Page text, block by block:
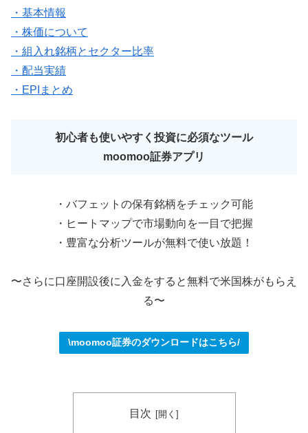
・基本情報
・株価について
・組入れ銘柄とセクター比率
・配当実績
・EPIまとめ
初心者も使いやすく投資に必須なツール
moomoo証券アプリ
・バフェットの保有銘柄をチェック可能
・ヒートマップで市場動向を一目で把握
・豊富な分析ツールが無料で使い放題！
〜さらに口座開設後に入金をすると無料で米国株がもらえ
る〜
\moomoo証券のダウンロードはこちら/
目次